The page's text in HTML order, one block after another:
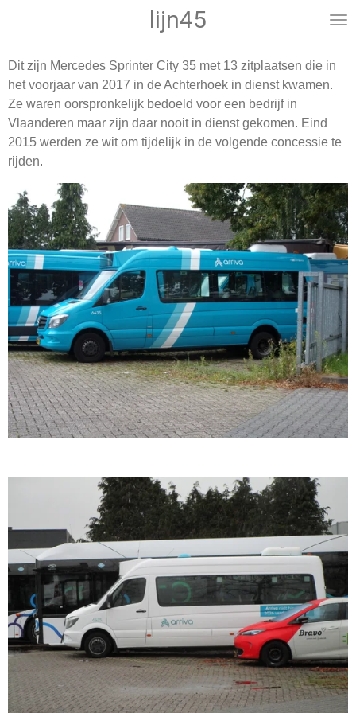
de
hoofdinhoud
lijn45
Dit zijn Mercedes Sprinter City 35 met 13 zitplaatsen die in
het voorjaar van 2017 in de Achterhoek in dienst kwamen.
Ze waren oorspronkelijk bedoeld voor een bedrijf in
Vlaanderen maar zijn daar nooit in dienst gekomen. Eind
2015 werden ze wit om tijdelijk in de volgende concessie te
rijden.